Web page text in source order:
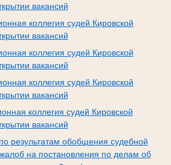
вакансий
коллегия судей Кировской
вакансий
коллегия судей Кировской
вакансий
коллегия судей Кировской
вакансий
коллегия судей Кировской
вакансий
результатам обобщения судебной
на постановления по делам об